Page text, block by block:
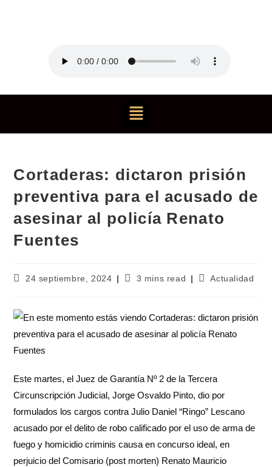
Cortaderas: dictaron prisión
preventiva para el acusado de
asesinar al policía Renato
Fuentes
24 septiembre, 2024 3 mins read Actualidad
Este martes, el Juez de Garantía Nº 2 de la Tercera
Circunscripción Judicial, Jorge Osvaldo Pinto, dio por
formulados los cargos contra Julio Daniel “Ringo” Lescano
acusado por el delito de robo calificado por el uso de arma de
fuego y homicidio criminis causa en concurso ideal, en
perjuicio del Comisario (post morten) Renato Mauricio